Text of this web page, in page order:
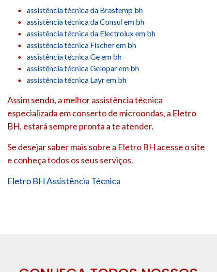
assistência técnica da Brastemp bh
assistência técnica da Consul em bh
assistência técnica da Electrolux em bh
assistência técnica Fischer em bh
assistência técnica Ge em bh
assistência técnica Gelopar em bh
assistência técnica Layr em bh
Assim sendo, a melhor assistência técnica
especializada em conserto de microondas, a Eletro
BH, estará sempre pronta a te atender.
Se desejar saber mais sobre a Eletro BH acesse o site
e conheça todos os seus serviços.
Eletro BH Assistência Técnica